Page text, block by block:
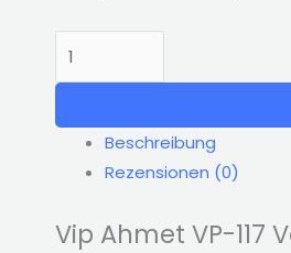
Beschreibung
Rezensionen (0)
Vip Ahmet VP-